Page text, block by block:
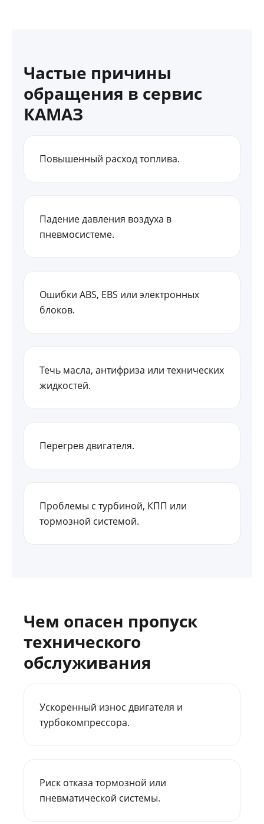
Частые причины
обращения в сервис
КАМАЗ
Повышенный расход топлива.
Падение давления воздуха в
пневмосистеме.
Ошибки ABS, EBS или электронных
блоков.
Течь масла, антифриза или технических
жидкостей.
Перегрев двигателя.
Проблемы с турбиной, КПП или
тормозной системой.
Чем опасен пропуск
технического
обслуживания
Ускоренный износ двигателя и
турбокомпрессора.
Риск отказа тормозной или
пневматической системы.